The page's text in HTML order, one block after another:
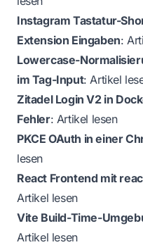
Instagram Tastatur-
Extension Eingaben:
Lowercase-
im Tag-Input: Artikel
Zitadel Login V2 in
Fehler: Artikel lesen
PKCE OAuth in einer
lesen
React Frontend mit
Artikel lesen
Vite Build-Time-
Artikel lesen